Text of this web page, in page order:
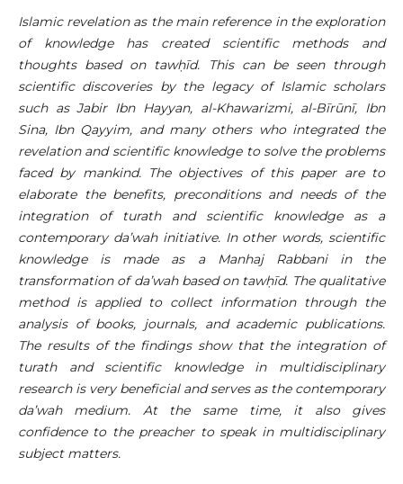
Islamic revelation as the main reference in the exploration
of knowledge has created scientific methods and
thoughts based on tawḥīd. This can be seen through
scientific discoveries by the legacy of Islamic scholars
such as Jabir Ibn Hayyan, al-Khawarizmi, al-Bīrūnī, Ibn
Sina, Ibn Qayyim, and many others who integrated the
revelation and scientific knowledge to solve the problems
faced by mankind. The objectives of this paper are to
elaborate the benefits, preconditions and needs of the
integration of turath and scientific knowledge as a
contemporary da’wah initiative. In other words, scientific
knowledge is made as a Manhaj Rabbani in the
transformation of da’wah based on tawḥīd. The qualitative
method is applied to collect information through the
analysis of books, journals, and academic publications.
The results of the findings show that the integration of
turath and scientific knowledge in multidisciplinary
research is very beneficial and serves as the contemporary
da’wah medium. At the same time, it also gives
confidence to the preacher to speak in multidisciplinary
subject matters.